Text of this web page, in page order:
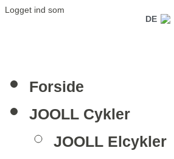
Logget ind som
Forside
JOOLL Cykler
JOOLL Elcykler
DE